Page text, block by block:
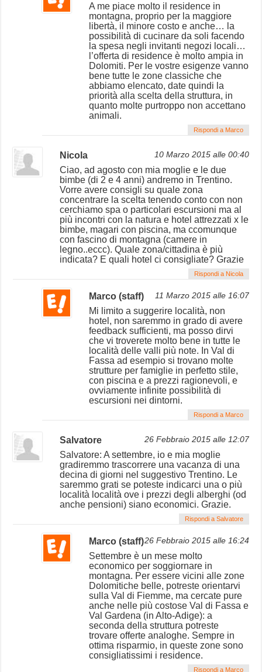
A me piace molto il residence in
montagna, proprio per la maggiore
libertà, il minore costo e anche… la
possibilità di cucinare da soli facendo
la spesa negli invitanti negozi locali…
l’offerta di residence è molto ampia in
Dolomiti. Per le vostre esigenze vanno
bene tutte le zone classiche che
abbiamo elencato, date quindi la
priorità alla scelta della struttura, in
quanto molte purtroppo non accettano
animali.
Rispondi a Marco
Nicola 10 Marzo 2015 alle 00:40
Ciao, ad agosto con mia moglie e le due
bimbe (di 2 e 4 anni) andremo in Trentino.
Vorre avere consigli su quale zona
concentrare la scelta tenendo conto con non
cerchiamo spa o particolari escursioni ma al
più incontri con la natura e hotel attrezzati x le
bimbe, magari con piscina, ma ccomunque
con fascino di montagna (camere in
legno..eccc). Quale zona/cittadina è più
indicata? E quali hotel ci consigliate? Grazie
Rispondi a Nicola
Marco (staff) 11 Marzo 2015 alle 16:07
Mi limito a suggerire località, non
hotel, non saremmo in grado di avere
feedback sufficienti, ma posso dirvi
che vi troverete molto bene in tutte le
località delle valli più note. In Val di
Fassa ad esempio si trovano molte
strutture per famiglie in perfetto stile,
con piscina e a prezzi ragionevoli, e
ovviamente infinite possibilità di
escursioni nei dintorni.
Rispondi a Marco
Salvatore 26 Febbraio 2015 alle 12:07
Salvatore: A settembre, io e mia moglie
gradiremmo trascorrere una vacanza di una
decina di giorni nel suggestivo Trentino. Le
saremmo grati se poteste indicarci una o più
località località ove i prezzi degli alberghi (od
anche pensioni) siano economici. Grazie.
Rispondi a Salvatore
Marco (staff)26 Febbraio 2015 alle 16:24
Settembre è un mese molto
economico per soggiornare in
montagna. Per essere vicini alle zone
Dolomitiche belle, potreste orientarvi
sulla Val di Fiemme, ma cercate pure
anche nelle più costose Val di Fassa e
Val Gardena (in Alto-Adige): a
seconda della struttura potreste
trovare offerte analoghe. Sempre in
ottima risparmio, in queste zone sono
consigliatissimi i residence.
Rispondi a Marco